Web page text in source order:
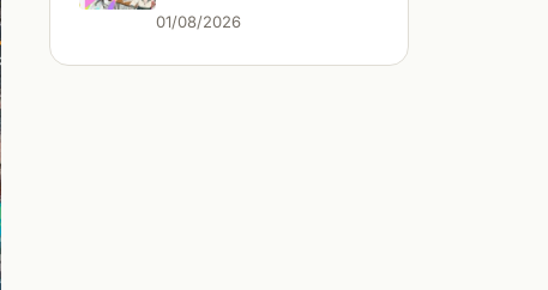
01/08/2026